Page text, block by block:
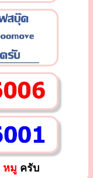
หมู ครับ